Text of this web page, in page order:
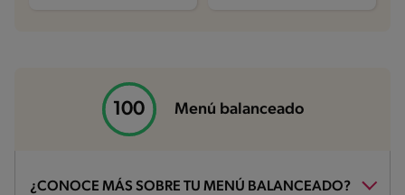
Menú balanceado
¿CONOCE MÁS SOBRE TU MENÚ BALANCEADO?